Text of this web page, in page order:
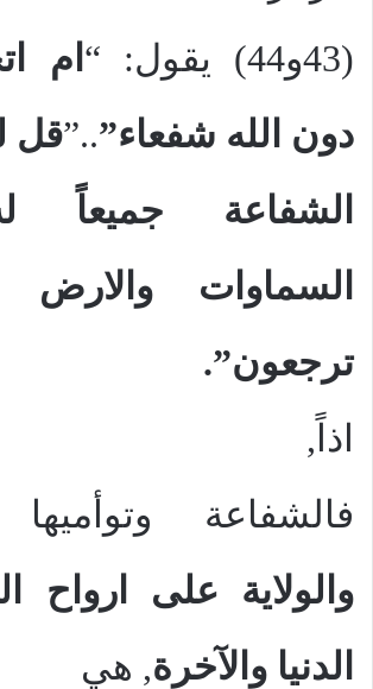
(43و44) يقول: “
ام
دون الله شفعاء”..”قل
الشفاعة جميعاً
السماوات والارض
ترجعون”.
اذاً,
فالشفاعة وتوأميها
والولاية على ارواح
الدنيا والآخرة, هي